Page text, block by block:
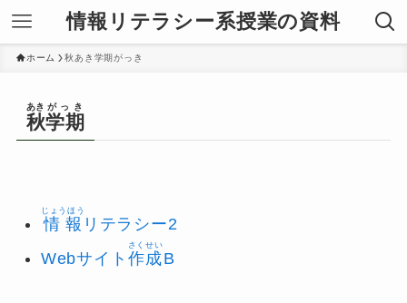
情報リテラシー系授業の資料
ホーム 秋あき学期がっき
秋
あき
学期
がっき
情報
じょうほう
リテラシー2
Webサイト 作成
さくせい
B